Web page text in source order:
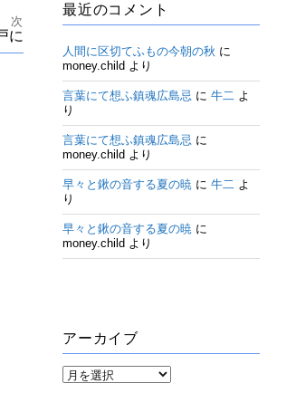
次
に
最近のコメント
人間に区切てふもの今朝の秋 に
money.child より
言葉にて想ふ鎮魂広島忌 に牛二 よ
り
言葉にて想ふ鎮魂広島忌 に
money.child より
早々と鍬の音する夏の暁 に牛二 よ
り
早々と鍬の音する夏の暁 に
money.child より
アーカイブ
ア